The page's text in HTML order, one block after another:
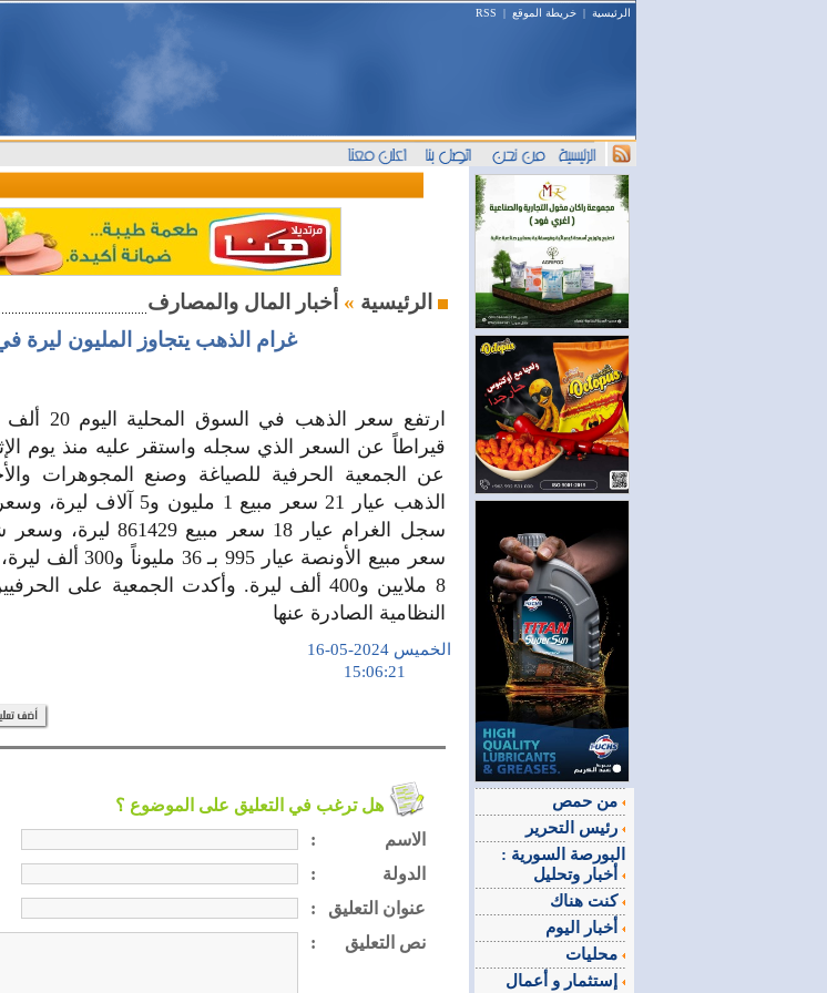
الرئيسية | خريطة الموقع |
RSS
الرئيسية »
غرام الذهب يتجاوز المليون ليرة
قيراطاً عن السعر الذي سجله واستقر عليه منذ يوم
عن الجمعية الحرفية للصياغة وصنع المجوهرات
8 ملايين و400 ألف ليرة. وأكدت الجمعية على
النظامية الصادرة عنها
الخميس 2024-05-16
هل ترغب في التعليق على الموضوع ؟
:
الاسم
:
الدولة
:
عنوان التعليق
:
نص التعليق
البورصة السورية :
كنت هناك